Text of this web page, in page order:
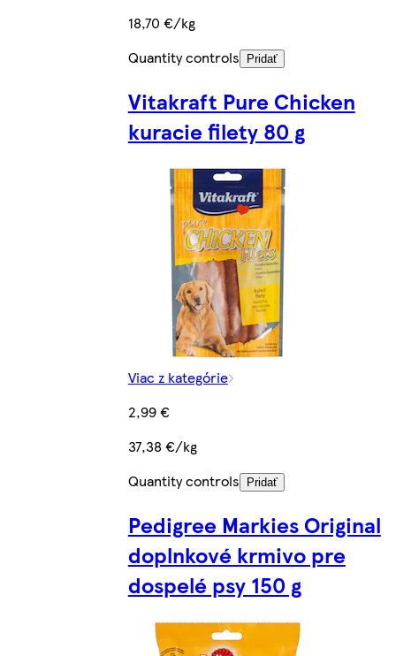
18,70 €/kg
Quantity controls
Pridať
Vitakraft Pure Chicken
kuracie filety 80 g
Viac z kategórie
2,99 €
37,38 €/kg
Quantity controls
Pridať
Pedigree Markies Original
doplnkové krmivo pre
dospelé psy 150 g